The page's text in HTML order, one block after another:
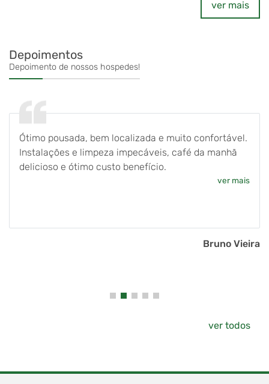
ver mais
Depoimentos
Depoimento de nossos hospedes!
Ótimo pousada, bem localizada e muito confortável.
Instalações e limpeza impecáveis, café da manhã
delicioso e ótimo custo benefício.
ver mais
Bruno Vieira
ver todos